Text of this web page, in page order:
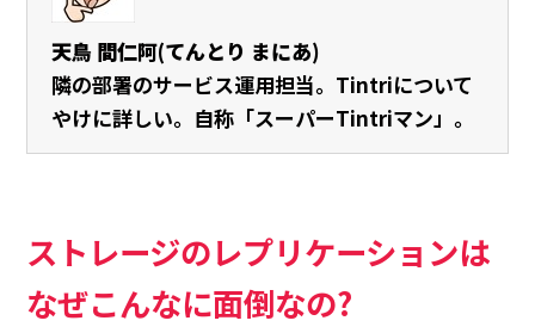
天鳥 間仁阿(てんとり まにあ)
隣の部署のサービス運用担当。Tintriについて
やけに詳しい。自称「スーパーTintriマン」。
ストレージのレプリケーションは
なぜこんなに面倒なの?